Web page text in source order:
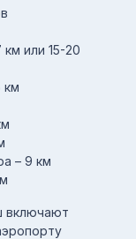
или 15-20
км
– 9 км
включают